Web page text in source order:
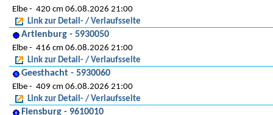
Elbe
420 cm 06.08.2026 21:00
Link zur Detail- / Verlaufsseite
Artlenburg - 5930050
Elbe
416 cm 06.08.2026 21:00
Link zur Detail- / Verlaufsseite
Geesthacht - 5930060
Elbe
409 cm 06.08.2026 21:00
Link zur Detail- / Verlaufsseite
Flensburg - 9610010